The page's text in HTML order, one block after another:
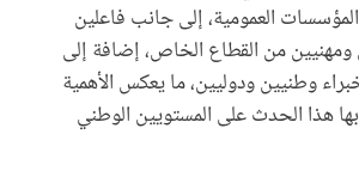
العمومية، إلى جانب فاعلين
من القطاع الخاص، إضافة إلى
وطنيين ودوليين، ما يعكس الأهمية
هذا الحدث على المستويين الوطني